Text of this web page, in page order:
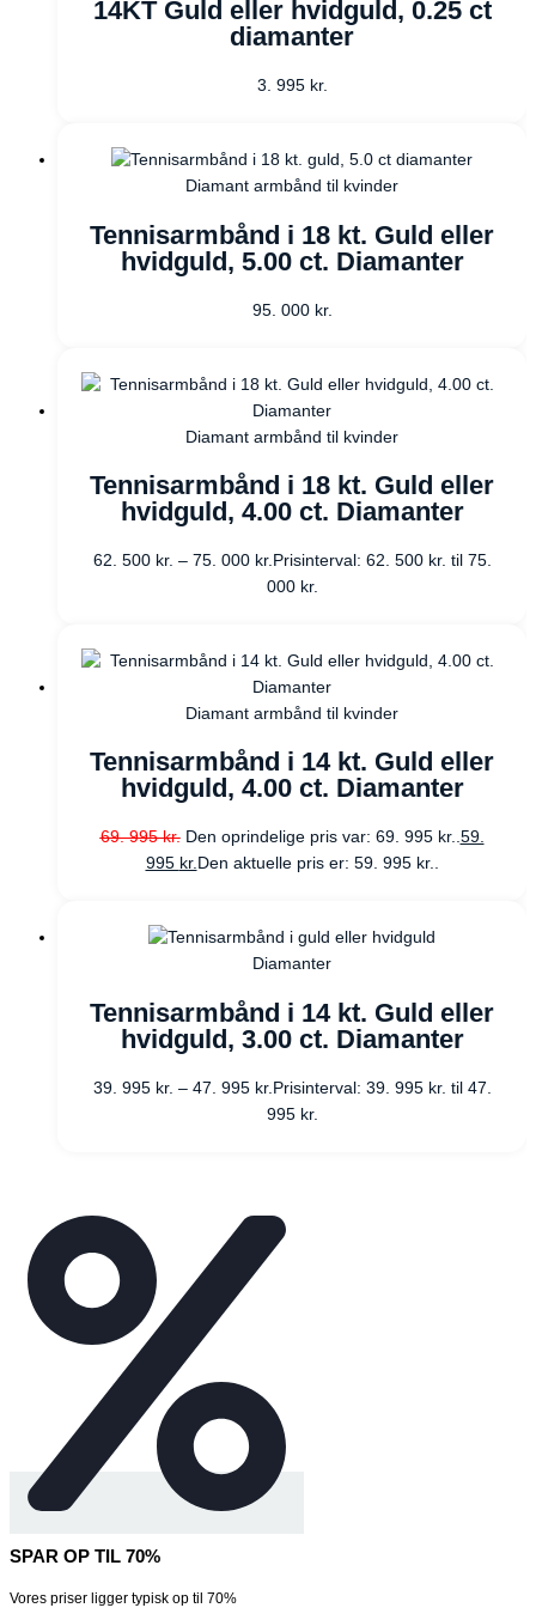
14KT Guld eller hvidguld, 0.25 ct
diamanter
3. 995 kr.
Diamant armbånd til kvinder
Tennisarmbånd i 18 kt. Guld eller
hvidguld, 5.00 ct. Diamanter
95. 000 kr.
Diamant armbånd til kvinder
Tennisarmbånd i 18 kt. Guld eller
hvidguld, 4.00 ct. Diamanter
62. 500 kr. – 75. 000 kr. Prisinterval: 62. 500 kr. til 75.
000 kr.
Diamant armbånd til kvinder
Tennisarmbånd i 14 kt. Guld eller
hvidguld, 4.00 ct. Diamanter
69. 995kr. Den oprindelige pris var: 69. 995 kr..59.
995 kr. Den aktuelle pris er: 59. 995 kr..
Diamanter
Tennisarmbånd i 14 kt. Guld eller
hvidguld, 3.00 ct. Diamanter
39. 995 kr. – 47. 995 kr. Prisinterval: 39. 995 kr. til 47.
995 kr.
SPAR OP TIL 70%
Vores priser ligger typisk op til 70%